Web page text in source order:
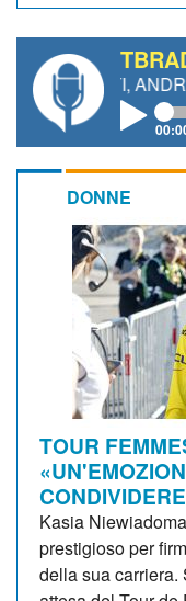
ANDREA
DONNE
TOUR
Kasia
prestigioso per
della sua carriera.